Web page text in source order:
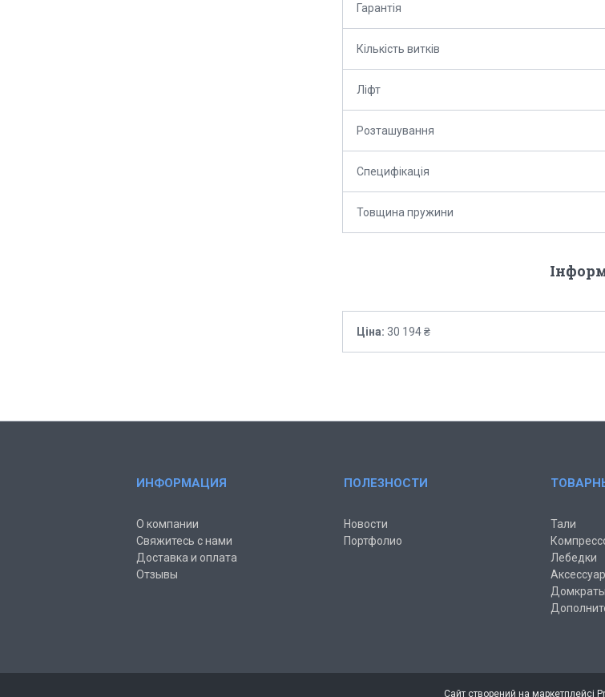
Гарантія
Кількість витків
Ліфт
Розташування
Специфікація
Товщина пружини
Ціна: 30 194 ₴
ИНФОРМАЦИЯ
О компании
Свяжитесь с нами
Доставка и оплата
Отзывы
ПОЛЕЗНОСТИ
Новости
Портфолио
Тали
Лебедки
Домкраты
Сайт створений на маркетплейсі